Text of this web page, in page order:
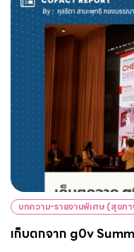
บทความ-รายงานพิเศษ (สุขภ
เก็บตกจาก g0v